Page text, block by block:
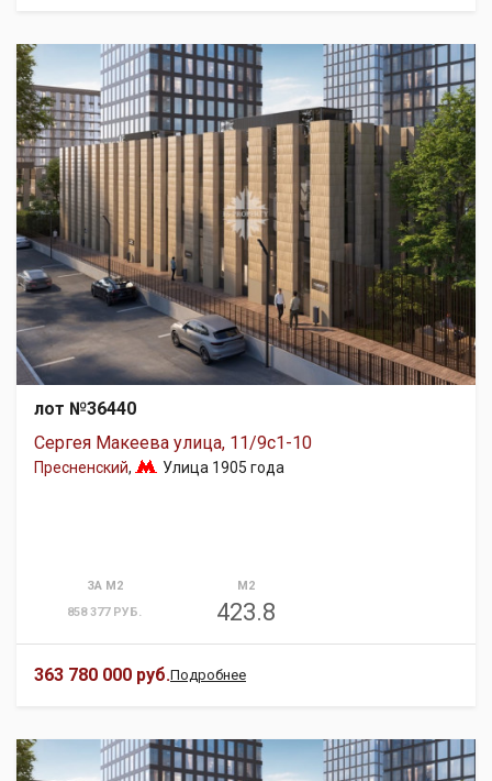
лот №36440
Сергея Макеева улица, 11/9с1-10
Пресненский, Улица 1905 года
ЗА М2
858 377 РУБ.
М2
423.8
363 780 000 руб.Подробнее